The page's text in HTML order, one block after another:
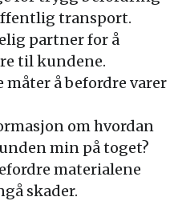
transport.
partner for å
til kundene.
måter å befordre varer
om hvordan
min på toget?
materialene
skader.